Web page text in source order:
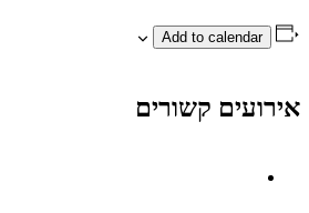
Add to calendar
אירועים קשורים